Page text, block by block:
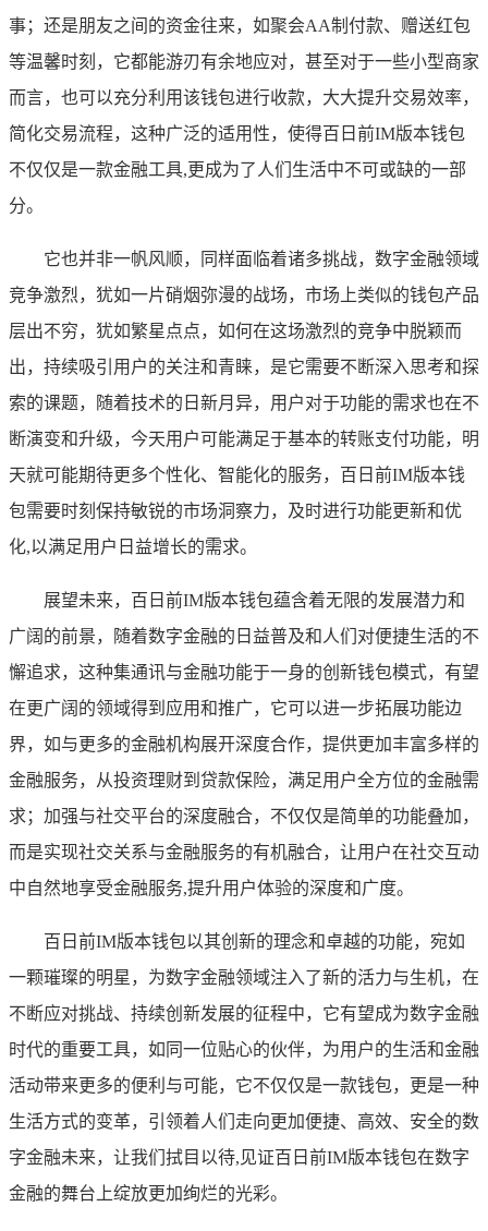
事；还是朋友之间的资金往来，如聚会AA制付款、赠送红包
等温馨时刻，它都能游刃有余地应对，甚至对于一些小型商家
而言，也可以充分利用该钱包进行收款，大大提升交易效率，
简化交易流程，这种广泛的适用性，使得百日前IM版本钱包
不仅仅是一款金融工具,更成为了人们生活中不可或缺的一部
分。
它也并非一帆风顺，同样面临着诸多挑战，数字金融领域
竞争激烈，犹如一片硝烟弥漫的战场，市场上类似的钱包产品
层出不穷，犹如繁星点点，如何在这场激烈的竞争中脱颖而
出，持续吸引用户的关注和青睐，是它需要不断深入思考和探
索的课题，随着技术的日新月异，用户对于功能的需求也在不
断演变和升级，今天用户可能满足于基本的转账支付功能，明
天就可能期待更多个性化、智能化的服务，百日前IM版本钱
包需要时刻保持敏锐的市场洞察力，及时进行功能更新和优
化,以满足用户日益增长的需求。
展望未来，百日前IM版本钱包蕴含着无限的发展潜力和
广阔的前景，随着数字金融的日益普及和人们对便捷生活的不
懈追求，这种集通讯与金融功能于一身的创新钱包模式，有望
在更广阔的领域得到应用和推广，它可以进一步拓展功能边
界，如与更多的金融机构展开深度合作，提供更加丰富多样的
金融服务，从投资理财到贷款保险，满足用户全方位的金融需
求；加强与社交平台的深度融合，不仅仅是简单的功能叠加，
而是实现社交关系与金融服务的有机融合，让用户在社交互动
中自然地享受金融服务,提升用户体验的深度和广度。
百日前IM版本钱包以其创新的理念和卓越的功能，宛如
一颗璀璨的明星，为数字金融领域注入了新的活力与生机，在
不断应对挑战、持续创新发展的征程中，它有望成为数字金融
时代的重要工具，如同一位贴心的伙伴，为用户的生活和金融
活动带来更多的便利与可能，它不仅仅是一款钱包，更是一种
生活方式的变革，引领着人们走向更加便捷、高效、安全的数
字金融未来，让我们拭目以待,见证百日前IM版本钱包在数字
金融的舞台上绽放更加绚烂的光彩。